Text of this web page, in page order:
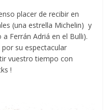
placer de recibir en
(una estrella Michelin) y
Ferrán Adriá en el Bulli).
su espectacular
vuestro tiempo con
!